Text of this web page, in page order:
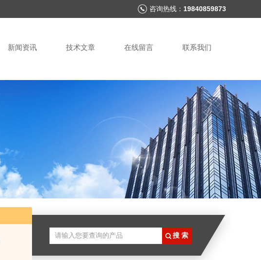
咨询热线： 19840859873
新闻资讯 技术文章 在线留言 联系我们